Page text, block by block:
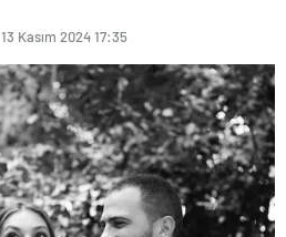
13 Kasım 2024 17:35